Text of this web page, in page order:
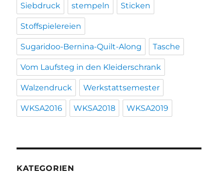
Siebdruck stempeln Sticken
Stoffspielereien
Sugaridoo-Bernina-Quilt-Along Tasche
Vom Laufsteg in den Kleiderschrank
Walzendruck Werkstattsemester
WKSA2016 WKSA2018 WKSA2019
KATEGORIEN